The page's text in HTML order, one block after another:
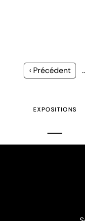
Page
‹ Précédent
EXPOSITIONS